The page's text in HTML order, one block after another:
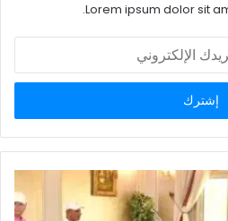
Lorem ipsum dolor sit